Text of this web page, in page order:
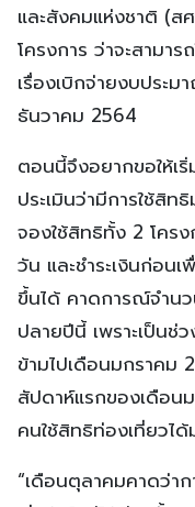
และสังคมแห่งชาติ (ส
โครงการ ว่าจะสามา
เรื่องเบิกจ่ายงบประม
ธันวาคม 2564
ตอนนี้จึงอยากขอให้เ
ประเมินว่ามีการใช้สิท
จองใช้สิทธิทั้ง 2 โคร
วัน และชำระเงินก่อน
ขึ้นได้ คาดการณ์จำน
ปลายปีนี้ เพราะเป็นช่
ข้ามไปเดือนมกราคม
สัปดาห์แรกของเดือน
คนใช้สิทธิท่องเที่ยวไ
“เดือนตุลาคมคาดว่าก